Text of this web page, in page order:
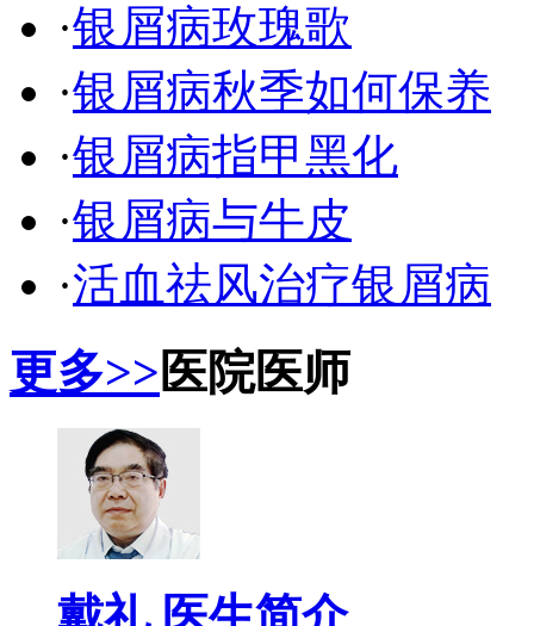
·银屑病玫瑰歌
·银屑病秋季如何保养
·银屑病指甲黑化
·银屑病与牛皮
·活血祛风治疗银屑病
更多>> 医院医师
戴礼 医生简介